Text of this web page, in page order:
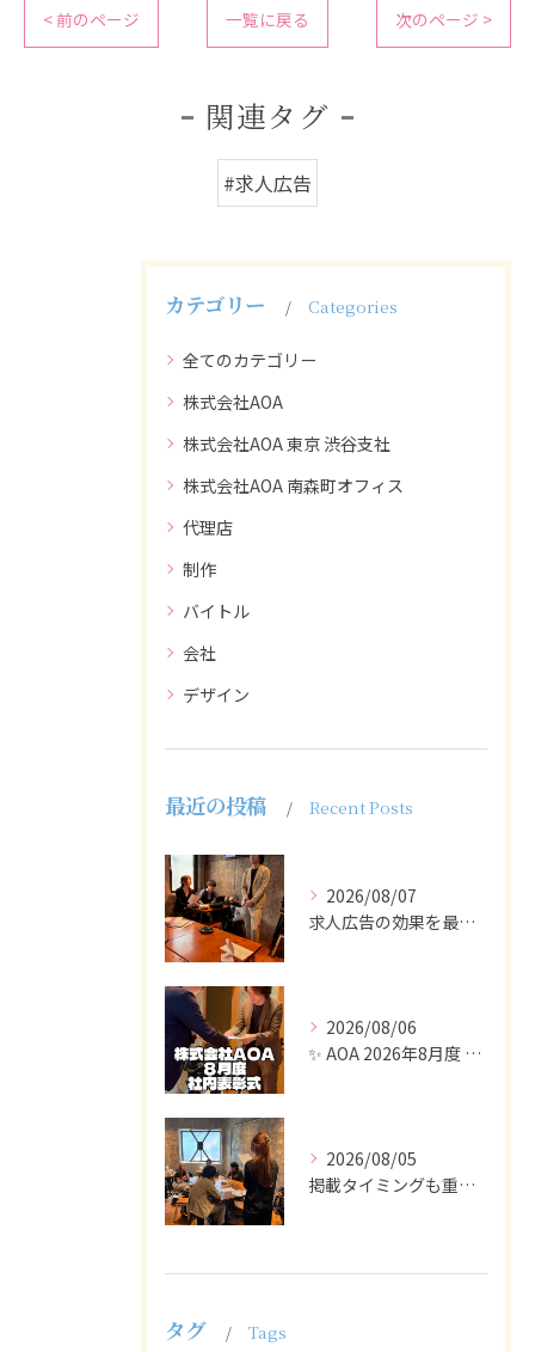
< 前のページ 一覧に戻る 次のページ >
関連タグ
#求人広告
カテゴリー Categories
全てのカテゴリー
株式会社AOA
株式会社AOA 東京 渋谷支社
株式会社AOA 南森町オフィス
代理店
制作
バイトル
会社
デザイン
最近の投稿 Recent Posts
2026/08/07
求人広告の効果を最大化するために最も重要なのは、掲載タイミン...
2026/08/06
✨ AOA 2026年8月度 表彰式レポート ✨
2026/08/05
掲載タイミングも重要で、業界動向や求職者の活動時期に合わせて...
タグ Tags